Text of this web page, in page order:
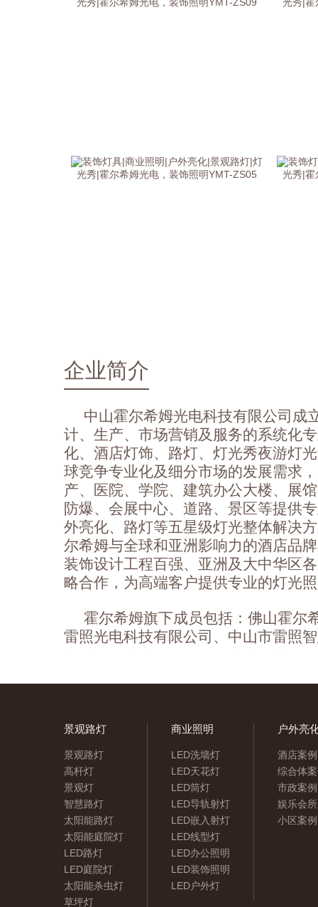
企业简介
中山霍尔希姆光电科技有限公司成
计、生产、市场营销及服务的系统化
化、酒店灯饰、路灯、灯光秀夜游灯
球竞争专业化及细分市场的发展需求
产、医院、学院、建筑办公大楼、展
防爆、会展中心、道路、景区等提供
外亮化、路灯等五星级灯光整体解决
尔希姆与全球和亚洲影响力的酒店品
装饰设计工程百强、亚洲及大中华区
略合作，为高端客户提供专业的灯光
霍尔希姆旗下成员包括：佛山霍尔
雷照光电科技有限公司、中山市雷照
景观路灯
景观路灯
高杆灯
景观灯
智慧路灯
太阳能路灯
太阳能庭院灯
LED路灯
LED庭院灯
太阳能杀虫灯
草坪灯
商业照明
LED洗墙灯
LED天花灯
LED筒灯
LED导轨射灯
LED嵌入射灯
LED线型灯
LED办公照明
LED装饰照明
LED户外灯
户外亮
酒店案例
综合体
市政案例
娱乐会
小区案例